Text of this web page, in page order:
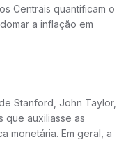
Centrais quantificam o
a inflação em
Stanford, John Taylor,
que auxiliasse as
monetária. Em geral, a